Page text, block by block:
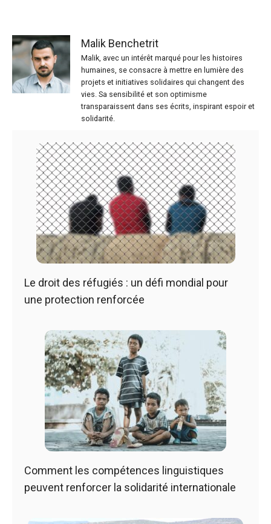
Malik Benchetrit
Malik, avec un intérêt marqué pour les histoires
humaines, se consacre à mettre en lumière des
projets et initiatives solidaires qui changent des
vies. Sa sensibilité et son optimisme
transparaissent dans ses écrits, inspirant espoir et
solidarité.
Le droit des réfugiés : un défi mondial pour
une protection renforcée
Comment les compétences linguistiques
peuvent renforcer la solidarité internationale